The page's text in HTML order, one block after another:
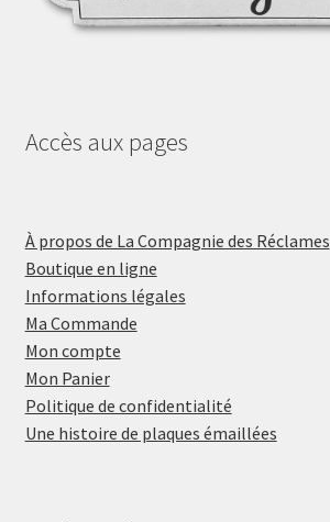
Accès aux pages
À propos de La Compagnie des Réclames
Boutique en ligne
Informations légales
Ma Commande
Mon compte
Mon Panier
Politique de confidentialité
Une histoire de plaques émaillées